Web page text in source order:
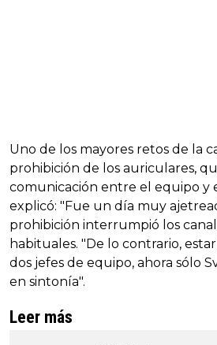
Uno de los mayores retos de la
prohibición de los auriculares,
comunicación entre el equipo y
explicó: "Fue un día muy
prohibición interrumpió los
habituales. "De lo contrario,
dos jefes de equipo, ahora sólo
en sintonía".
Leer más